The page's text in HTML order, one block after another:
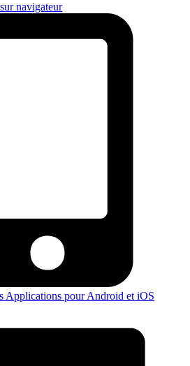
navigateur
Applications pour Android et iOS